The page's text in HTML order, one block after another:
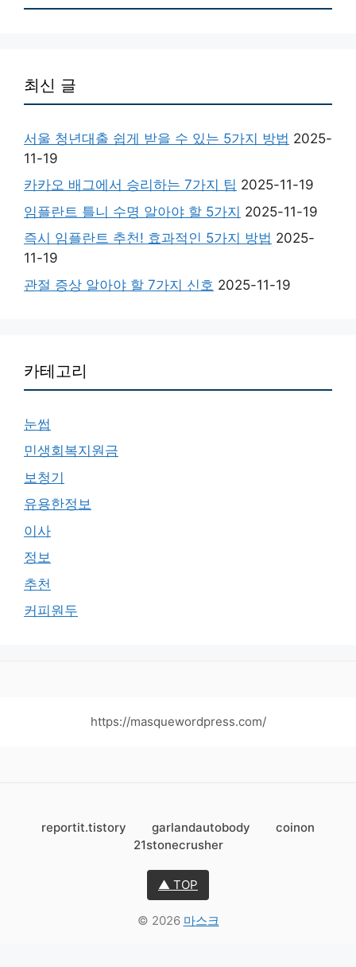
최신 글
서울 청년대출 쉽게 받을 수 있는 5가지 방법 2025-
11-19
카카오 배그에서 승리하는 7가지 팁 2025-11-19
임플란트 틀니 수명 알아야 할 5가지 2025-11-19
즉시 임플란트 추천! 효과적인 5가지 방법 2025-
11-19
관절 증상 알아야 할 7가지 신호 2025-11-19
카테고리
눈썹
민생회복지원금
보청기
유용한정보
이사
정보
추천
커피원두
https://masquewordpress.com/
reportit.tistory garlandautobody
coinon
21stonecrusher
▲ TOP
© 2026 마스크